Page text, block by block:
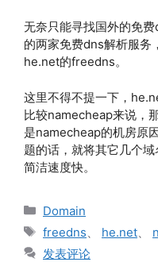
无奈只能寻找国外的免
的两家免费dns解析服务
he.net的freedns。
这里不得不提一下，
比较namecheap来说，
是namecheap的机房原
题的话，就将其它几个
简洁速度快。
分
类
Domain
标
签
freedns he.net
发表评论